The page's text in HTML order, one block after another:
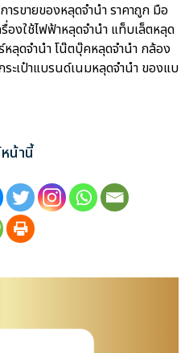
ารขายของหลุดจำนำ ราคาถูก มือ
องใช้ไฟฟ้าหลุดจำนำ แท็บเล็ตหลุด
หลุดจำนำ โน๊ตบุ๊คหลุดจำนำ กล้อง
ะเป๋าแบรนด์เนมหลุดจำนำ ของแบ
น้านี้